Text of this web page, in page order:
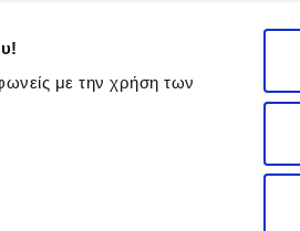
με την χρήση των